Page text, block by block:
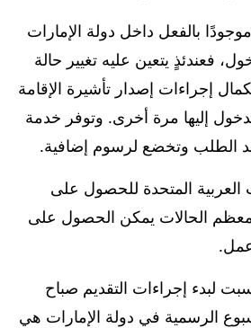
بالفعل داخل دولة الإمارات
فعندئذٍ يتعين عليه تغيير حالة
إجراءات إصدار تأشيرة الإقامة
إليها مرة أخرى. وتوفر خدمة
الطلب وتخضع لرسوم إضافية.
العربية المتحدة للحصول على
معظم الحالات يمكن الحصول على
لبدء إجراءات التقديم صباح
الرسمية في دولة الإمارات هي